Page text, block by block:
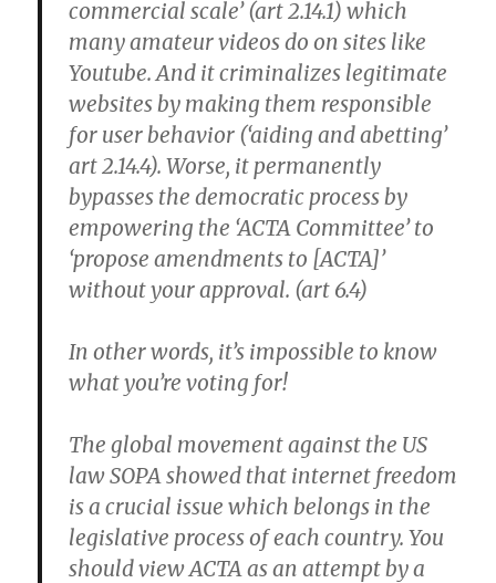
commercial scale’ (art 2.14.1) which
many amateur videos do on sites like
Youtube. And it criminalizes legitimate
websites by making them responsible
for user behavior (‘aiding and abetting’
art 2.14.4). Worse, it permanently
bypasses the democratic process by
empowering the ‘ACTA Committee’ to
‘propose amendments to [ACTA]’
without your approval. (art 6.4)
In other words, it’s impossible to know
what you’re voting for!
The global movement against the US
law SOPA showed that internet freedom
is a crucial issue which belongs in the
legislative process of each country. You
should view ACTA as an attempt by a